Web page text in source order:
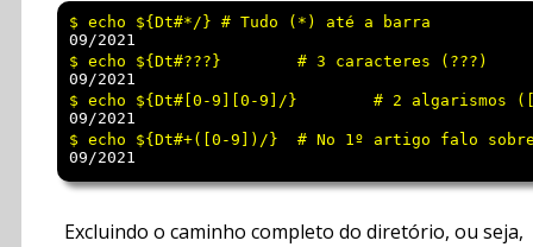
09/2021
09/2021
09/2021
09/2021
Excluindo o caminho completo do diretório, ou seja,